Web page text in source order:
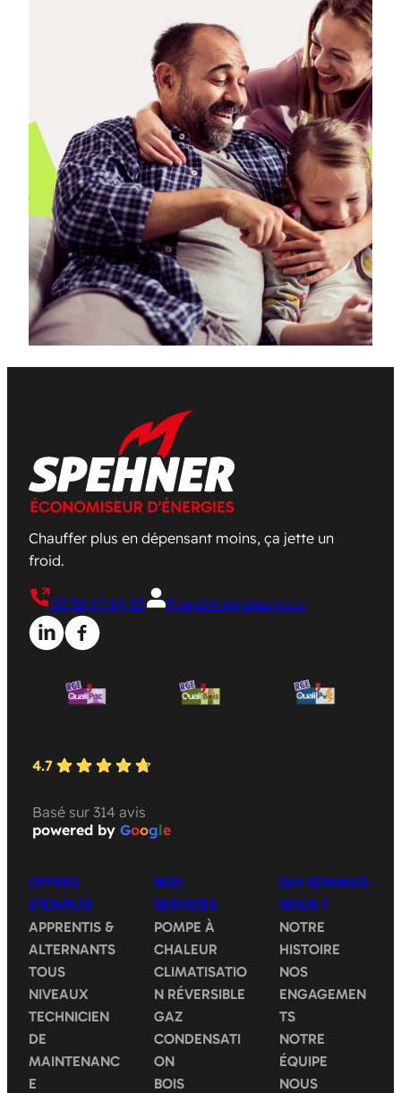
Chauffer plus en dépensant moins, ça jette un
froid.
03 88 67 84 85 Prendre rendez-vous
4.7
Basé sur 314 avis
powered by Google
OFFRES
D’EMPLOI
APPRENTIS &
ALTERNANTS
TOUS
NIVEAUX
TECHNICIEN
DE
MAINTENANC
E
NOS
SERVICES
POMPE À
CHALEUR
CLIMATISATIO
N RÉVERSIBLE
GAZ
CONDENSATI
ON
BOIS
QUI SOMMES-
NOUS ?
NOTRE
HISTOIRE
NOS
ENGAGEMEN
TS
NOTRE
ÉQUIPE
NOUS